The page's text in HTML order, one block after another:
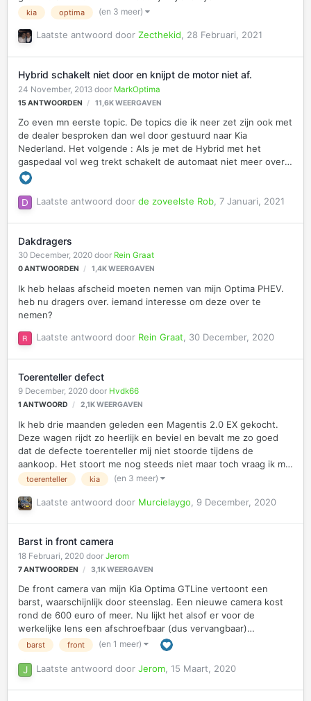
Laatste antwoord door Zecthekid, 28 Februari, 2021
kia optima (en 3 meer)
Hybrid schakelt niet door en knijpt de motor niet af.
24 November, 2013 door MarkOptima
15ANTWOORDEN 11,6KWEERGAVEN
Zo even mn eerste topic. De topics die ik neer zet zijn ook met
de dealer besproken dan wel door gestuurd naar Kia
Nederland. Het volgende : Als je met de Hybrid met het
gaspedaal vol weg trekt schakelt de automaat niet meer over.
Het toeren tal loop gevaarlijk hoog op en moet als het ware
met je voet schakelen. Dwz. gas lossen om de auto te laten
schakelen. Daarbij is het ook nog zo dat het gas niet direct
je schrikt je rot. Iemand de zelfde ervaring. Volgens de dealer
zijn er reeds meer klachten over gekomen en is dit voor ge…
Laatste antwoord door de zoveelste Rob 7 Januari, 2021
Dakdragers
30 December, 2020 door Rein Graat
0ANTWOORDEN 1,4KWEERGAVEN
Ik heb helaas afscheid moeten nemen van mijn Optima PHEV.
heb nu dragers over. iemand interesse om deze over te
nemen?
Laatste antwoord door Rein Graat 30 December, 2020
Toerenteller defect
9 December, 2020 door Hvdk66
1 ANTWOORD 2,1KWEERGAVEN
Ik heb drie maanden geleden een Magentis 2.0 EX gekocht.
Deze wagen rijdt zo heerlijk en beviel en bevalt me zo goed
dat de defecte toerenteller mij niet stoorde tijdens de
aankoop. Het stoort me nog steeds niet maar toch vraag ik me
af wat de oorzaak zou kunnen zijn en of een dergelijke
Laatste antwoord door Murcielaygo 9 December, 2020
toerenteller kia (en 3 meer)
Barst in front camera
18 Februari, 2020 door Jerom
7ANTWOORDEN 3,1KWEERGAVEN
De front camera van mijn Kia Optima GTLine vertoont een
barst, waarschijnlijk door steenslag. Een nieuwe camera kost
rond de 600 euro of meer. Nu lijkt het alsof er voor de
werkelijke lens een afschroefbaar (dus vervangbaar)
doorzichtig plaatje zit. Mijn vraag is dit of dit klopt? Hoeft niet
de hele camera vervangen te worden. maar kan volstaan
worden met het vervangen van het doorzichtige kapje? En
Laatste antwoord door Jerom 15 Maart, 2020
barst front (en 1 meer)